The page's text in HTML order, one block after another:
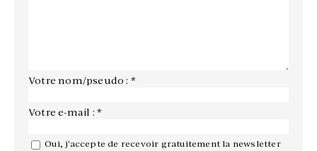
Votre nom/pseudo : *
Votre e-mail : *
Oui, j'accepte de recevoir gratuitement la newsletter